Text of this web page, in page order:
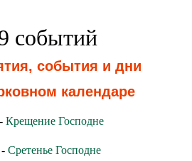
событий
события и дни
календаре
Крещение Господне
Сретенье Господне